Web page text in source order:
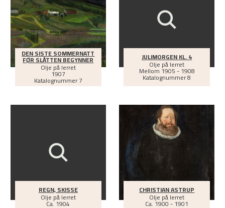
DEN SISTE SOMMERNATT
FØR SLÅTTEN BEGYNNER
Olje på lerret
1907
Katalognummer 7
JULIMORGEN KL. 4
Olje på lerret
Mellom 1905 - 1908
Katalognummer 8
REGN, SKISSE
Olje på lerret
Ca.1904
CHRISTIAN ASTRUP
Olje på lerret
Ca.1900 - 1901